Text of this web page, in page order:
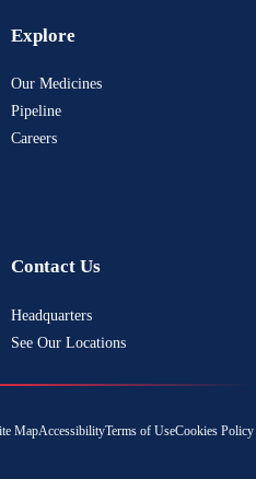
Explore
Our Medicines
Pipeline
Careers
Contact Us
Headquarters
See Our Locations
MapAccessibilityTerms of UseCookies Policy